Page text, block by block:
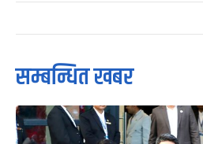
सम्बन्धित खबर